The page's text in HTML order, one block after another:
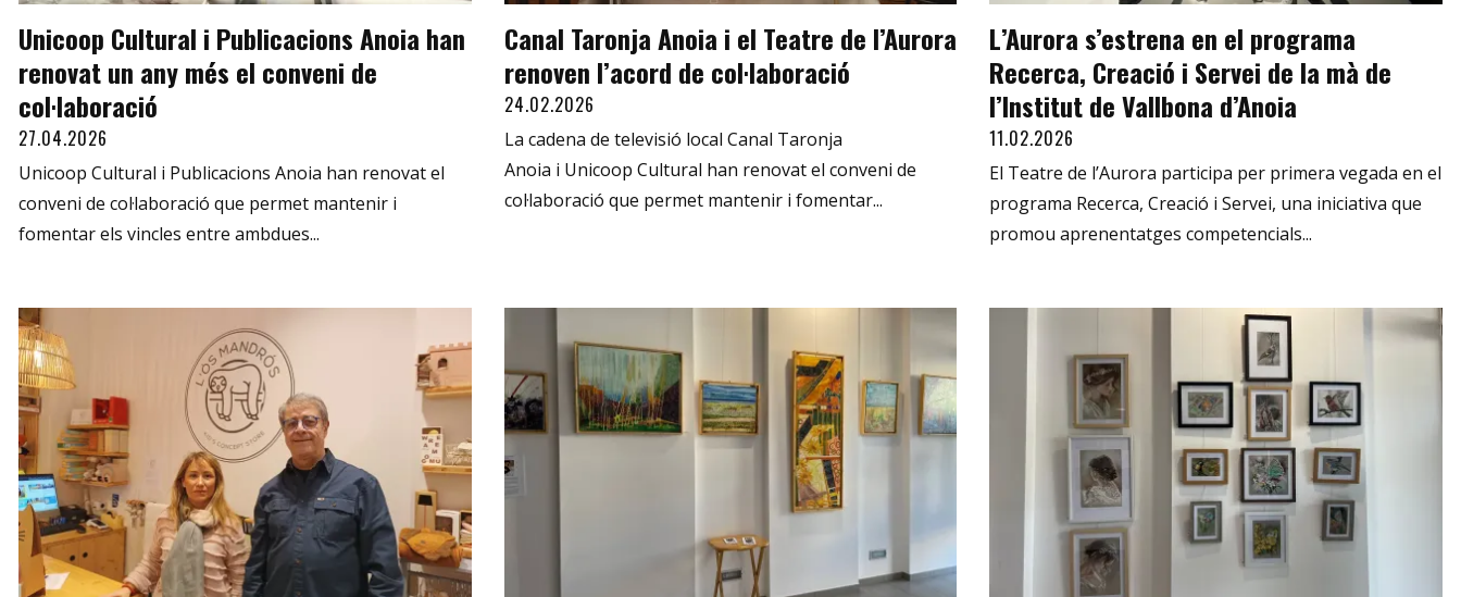
Unicoop Cultural i Publicacions Anoia han
renovat un any més el conveni de
col·laboració
27.04.2026
Unicoop Cultural i Publicacions Anoia han renovat el
conveni de col·laboració que permet mantenir i
fomentar els vincles entre ambdues...
Canal Taronja Anoia i el Teatre de l’Aurora
renoven l’acord de col·laboració
24.02.2026
La cadena de televisió local Canal Taronja
Anoia i Unicoop Cultural han renovat el conveni de
col·laboració que permet mantenir i fomentar...
L’Aurora s’estrena en el programa
Recerca, Creació i Servei de la mà de
l’Institut de Vallbona d’Anoia
11.02.2026
El Teatre de l’Aurora participa per primera vegada en el
programa Recerca, Creació i Servei, una iniciativa que
promou aprenentatges competencials...